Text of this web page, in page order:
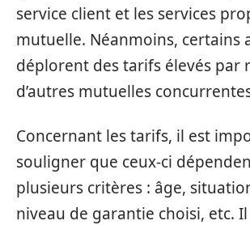
service client et les services
mutuelle. Néanmoins, certains
déplorent des tarifs élevés par
d’autres mutuelles
Concernant les tarifs, il est
souligner que ceux-ci
plusieurs critères : âge,
niveau de garantie choisi, etc.